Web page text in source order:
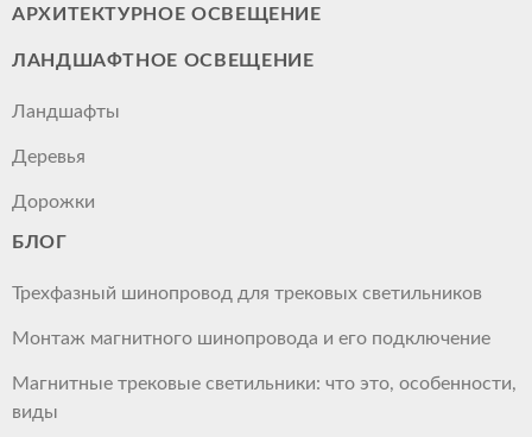
АРХИТЕКТУРНОЕ ОСВЕЩЕНИЕ
ЛАНДШАФТНОЕ ОСВЕЩЕНИЕ
Ландшафты
Деревья
Дорожки
БЛОГ
Трехфазный шинопровод для трековых светильников
Монтаж магнитного шинопровода и его подключение
Магнитные трековые светильники: что это, особенности,
виды